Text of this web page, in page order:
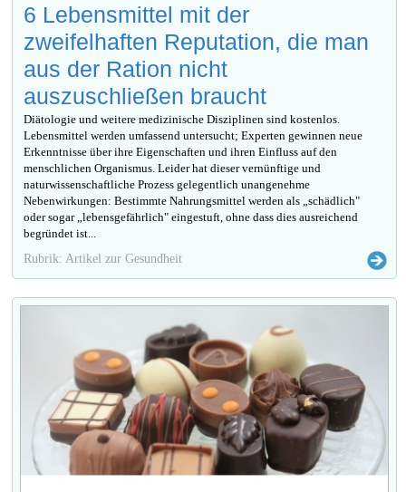
6 Lebensmittel mit der
zweifelhaften Reputation, die man
aus der Ration nicht
auszuschließen braucht
Diätologie und weitere medizinische Disziplinen sind kostenlos.
Lebensmittel werden umfassend untersucht; Experten gewinnen neue
Erkenntnisse über ihre Eigenschaften und ihren Einfluss auf den
menschlichen Organismus. Leider hat dieser vernünftige und
naturwissenschaftliche Prozess gelegentlich unangenehme
Nebenwirkungen: Bestimmte Nahrungsmittel werden als „schädlich"
oder sogar „lebensgefährlich" eingestuft, ohne dass dies ausreichend
begründet ist...
Rubrik: Artikel zur Gesundheit